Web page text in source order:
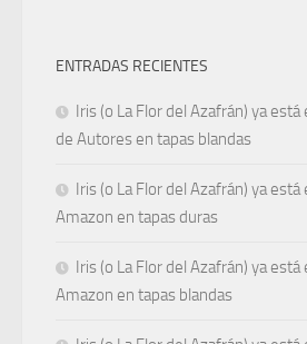
ENTRADAS RECIENTES
Iris (o La Flor del Azafrán) ya está
de Autores en tapas blandas
Iris (o La Flor del Azafrán) ya está
Amazon en tapas duras
Iris (o La Flor del Azafrán) ya está
Amazon en tapas blandas